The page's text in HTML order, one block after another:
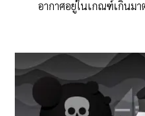
อากาศอยู่ในเกณฑ์เกินมา